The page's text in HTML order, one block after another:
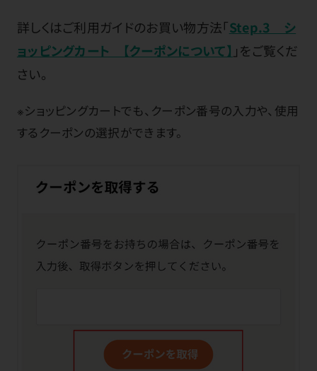
詳しくはご利用ガイドのお買い物方法「Step.3 シ
ョッピングカート 【クーポンについて】 」をご覧くだ
さい。
※ショッピングカートでも、クーポン番号の入力や、使用
するクーポンの選択ができます。